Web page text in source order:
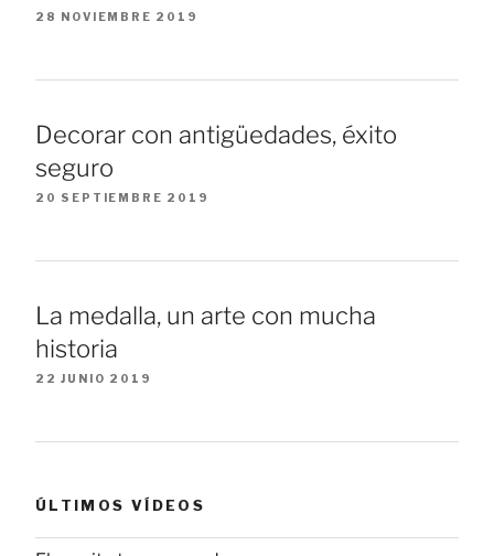
28 NOVIEMBRE 2019
Decorar con antigüedades, éxito
seguro
20 SEPTIEMBRE 2019
La medalla, un arte con mucha
historia
22 JUNIO 2019
ÚLTIMOS VÍDEOS